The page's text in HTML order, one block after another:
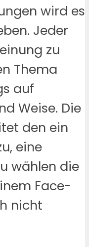
wird es
Jeder
zu
Thema
auf
Weise. Die
den ein
eine
wählen die
Face-
nicht